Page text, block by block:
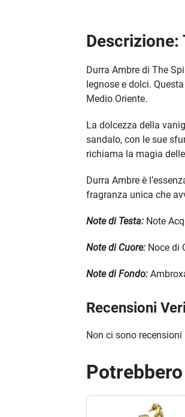
Descrizione:
Durra Ambre di The
legnose e dolci.
Medio Oriente.
La dolcezza della
sandalo, con le sue
richiama la magia
Durra Ambre è
fragranza unica che
Note di Testa: Note
Note di Cuore: Noce di
Note di Fondo:
Recensioni
Non ci sono recensioni